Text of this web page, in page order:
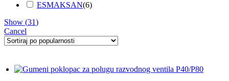
ESMAKSAN(6)
Show (31)
Cancel